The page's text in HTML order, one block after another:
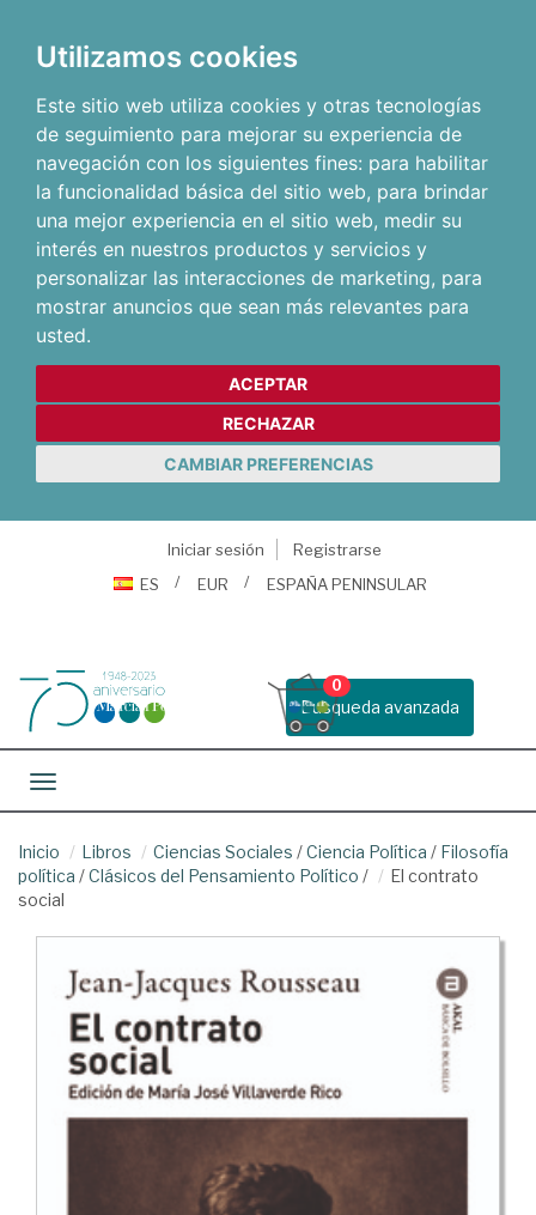
Utilizamos cookies
Este sitio web utiliza cookies y otras tecnologías
de seguimiento para mejorar su experiencia de
navegación con los siguientes fines: para habilitar
la funcionalidad básica del sitio web, para brindar
una mejor experiencia en el sitio web, medir su
interés en nuestros productos y servicios y
personalizar las interacciones de marketing, para
mostrar anuncios que sean más relevantes para
usted.
ACEPTAR
RECHAZAR
CAMBIAR PREFERENCIAS
Iniciar sesión
Registrarse
ES
EUR ESPAÑA PENINSULAR
Busqueda avanzada
0
Toggle navigation
Inicio Libros Ciencias Sociales /Ciencia Política / Filosofía
política /Clásicos del Pensamiento Político /
El contrato
social